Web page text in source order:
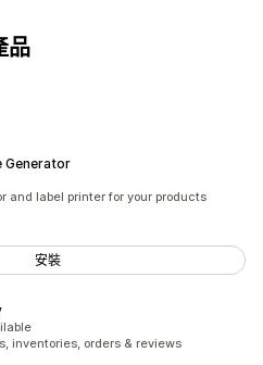
品
Generator
and label printer for your products
安裝
inventories, orders & reviews